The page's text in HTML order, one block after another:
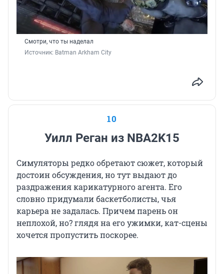
Смотри, что ты наделал
Источник: Batman Arkham City
10
Уилл Реган из NBA2K15
Симуляторы редко обретают сюжет, который
достоин обсуждения, но тут выдают до
раздражения карикатурного агента. Его
словно придумали баскетболисты, чья
карьера не задалась. Причем парень он
неплохой, но? глядя на его ужимки, кат-сцены
хочется пропустить поскорее.